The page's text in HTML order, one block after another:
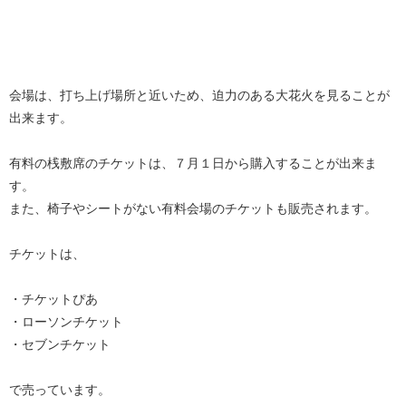
会場は、打ち上げ場所と近いため、迫力のある大花火を見ることが
出来ます。
有料の桟敷席のチケットは、７月１日から購入することが出来ま
す。
また、椅子やシートがない有料会場のチケットも販売されます。
チケットは、
・チケットぴあ
・ローソンチケット
・セブンチケット
で売っています。